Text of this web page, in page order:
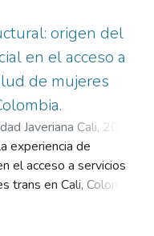
el tipo de muestreo
de recolección
llevó a cabo entre
mediante
realizadas a
los 30 y 63 años, la
temático se
de las narrativas
24. Resultado. Los
indican que las
desafíos
origen del
en el acceso a
de mujeres
Javeriana Cali, 2021
Camila;Arrivillaga
experiencia de
el acceso a servicios
trans en Cali, Colombia.
fenomenológico